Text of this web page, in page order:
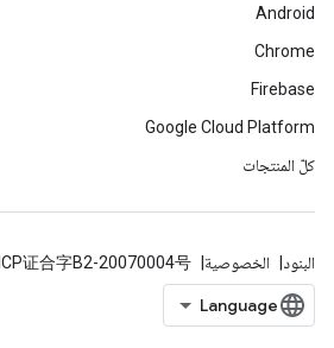
Android
Chrome
Firebase
Google Cloud Platform
كلّ المنتجات
البنود الخصوصية ICP证合字B2-20070004号